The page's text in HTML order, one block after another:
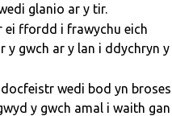
glanio ar y tir.
ei ffordd i frawychu eich
y gwch ar y lan i ddychryn y
wedi bod yn broses
y gwch amal i waith gan